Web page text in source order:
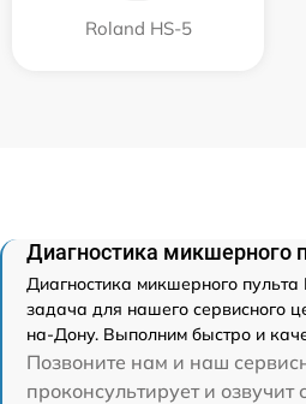
Roland HS-5
Диагностика микшерного
Диагностика микшерного
задача для нашего сервисного
на-Дону. Выполним быстро и
Позвоните нам и наш
проконсультирует и озвучит